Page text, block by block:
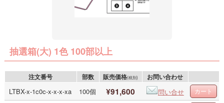
抽選箱(大) 1色 100部以上
注文番号 部数 販売価格(税別) お問い合わせ
LTBX-x-1c0c-x-x-x-xa 100個 ¥91,600
問い合せ